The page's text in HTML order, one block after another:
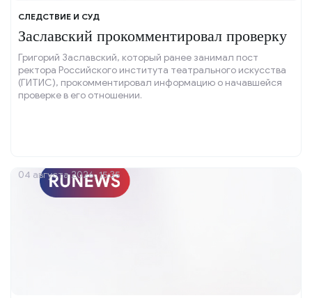
СЛЕДСТВИЕ И СУД
Заславский прокомментировал проверку
Григорий Заславский, который ранее занимал пост
ректора Российского института театрального искусства
(ГИТИС), прокомментировал информацию о начавшейся
проверке в его отношении.
04 августа 2026, 15:35